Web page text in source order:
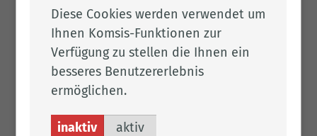
Diese Cookies werden verwendet um
Ihnen Komsis-Funktionen zur
Verfügung zu stellen die Ihnen ein
besseres Benutzererlebnis
ermöglichen.
inaktiv aktiv